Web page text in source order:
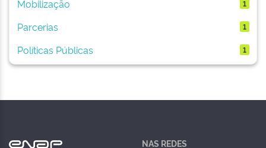
Mobilização 1
Parcerias 1
Políticas Públicas 1
NAS REDES